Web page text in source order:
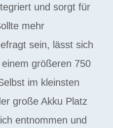
und sorgt für
mehr
sein, lässt sich
größeren 750
im kleinsten
große Akku Platz
entnommen und